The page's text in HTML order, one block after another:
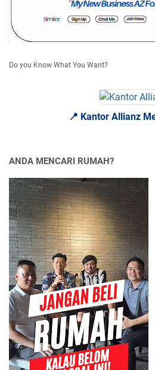
Do you Know What You Want?
📍 Kantor Allianz
ANDA MENCARI RUMAH?